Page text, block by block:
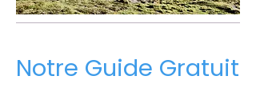
Notre Guide Gratuit